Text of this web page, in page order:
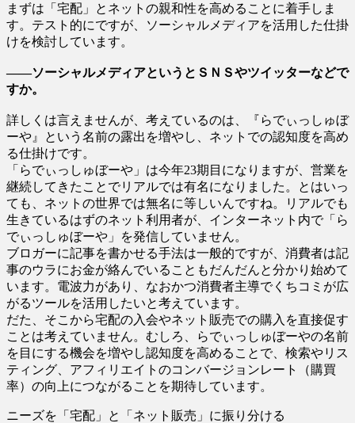
まずは「宅配」とネットの親和性を高めることに着手しま
す。テスト的にですが、ソーシャルメディアを活用した仕掛
けを検討しています。
――ソーシャルメディアというとＳＮＳやツイッターなどで
すか。
詳しくは言えませんが、考えているのは、『らでぃっしゅぼ
ーや』という名前の露出を増やし、ネットでの認知度を高め
る仕掛けです。
「らでぃっしゅぼーや」は今年23期目になりますが、営業を
継続してきたことでリアルでは有名になりました。とはいっ
ても、ネットの世界では無名に等しいんですね。リアルでも
生きているはずのネット利用者が、インターネット内で「ら
でぃっしゅぼーや」を発信していません。
ブロガーに記事を書かせる手法は一般的ですが、消費者は記
事のウラにお金が絡んでいることもだんだんと分かり始めて
います。電波力があり、なおかつ消費者主導でくちコミが広
がるツールを活用したいと考えています。
だた、そこから宅配の入会やネット販売での購入を直接促す
ことは考えていません。むしろ、らでぃっしゅぼーやの名前
を目にする機会を増やし認知度を高めることで、検索やリス
ティング、アフィリエイトのコンバージョンレート（購買
率）の向上につながることを期待しています。
ニーズを「宅配」と「ネット販売」に振り分ける